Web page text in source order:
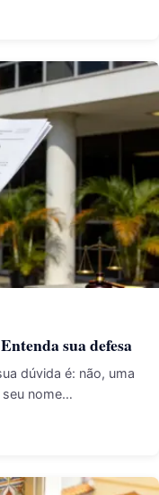
sua defesa
dúvida é: não, uma
nome…